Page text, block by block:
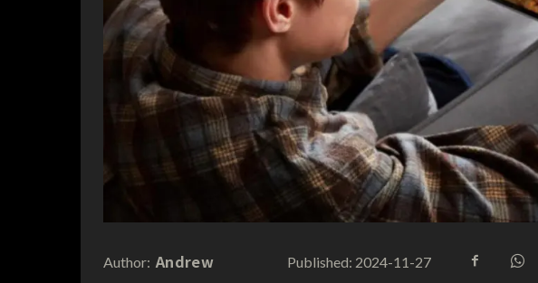
Author: Andrew Published: 2024-11-27